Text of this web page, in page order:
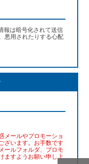
報は暗号化されて送信
悪用されたりする心配
メールやプロモーショ
ざいます。お手数です
ールフォルダ、プロモ
ますようお願い申し上